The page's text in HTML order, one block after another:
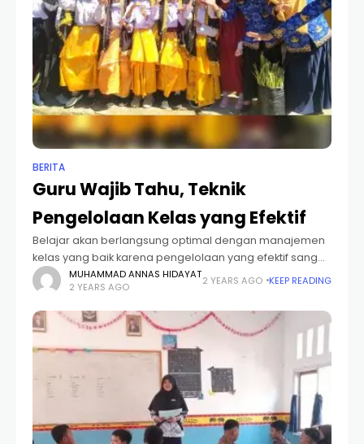
BERITA
Guru Wajib Tahu, Teknik
Pengelolaan Kelas yang Efektif
Belajar akan berlangsung optimal dengan manajemen
kelas yang baik karena pengelolaan yang efektif sangat
mempengaruhi kualitas pembelajaran. Ketika kualitas
mengajar dan belajar baik, maka tujuan pendidikan
yang ingin dicapai juga
MUHAMMAD ANNAS HIDAYAT
2 YEARS AGO
2 YEARS AGO KEEP READING